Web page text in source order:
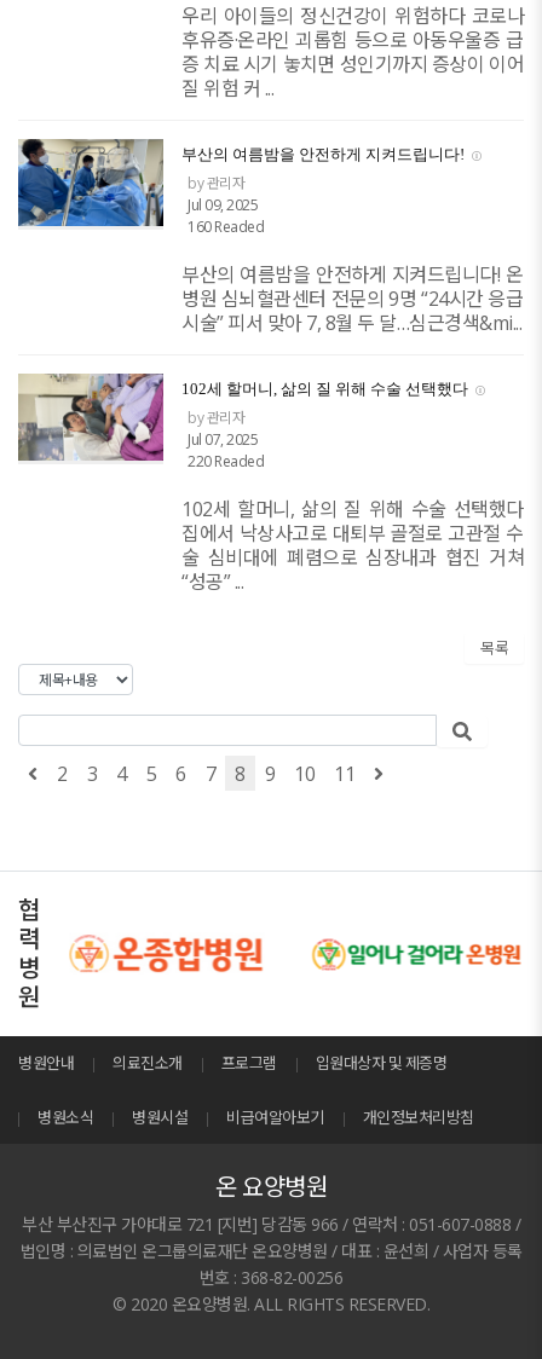
우리 아이들의 정신건강이 위험하다 코로나
후유증·온라인 괴롭힘 등으로 아동우울증 급
증 치료 시기 놓치면 성인기까지 증상이 이어
질 위험 커 ...
부산의 여름밤을 안전하게 지켜드립니다!
by 관리자
Jul 09, 2025
160 Readed
부산의 여름밤을 안전하게 지켜드립니다! 온
병원 심뇌혈관센터 전문의 9명 “24시간 응급
시술” 피서 맞아 7, 8월 두 달…심근경색&mi...
102세 할머니, 삶의 질 위해 수술 선택했다
by 관리자
Jul 07, 2025
220 Readed
102세 할머니, 삶의 질 위해 수술 선택했다
집에서 낙상사고로 대퇴부 골절로 고관절 수
술 심비대에 폐렴으로 심장내과 협진 거쳐
“성공” ...
목록
2 3 4 5 6 7 8 9 10 11
협
력
병
원
병원안내 의료진소개 프로그램 입원대상자 및 제증명
병원소식 병원시설 비급여알아보기 개인정보처리방침
온 요양병원
부산 부산진구 가야대로 721 [지번] 당감동 966 / 연락처 : 051-607-0888 /
법인명 : 의료법인 온그룹의료재단 온요양병원 / 대표 : 윤선희 / 사업자 등록
번호 : 368-82-00256
© 2020 온요양병원. ALL RIGHTS RESERVED.